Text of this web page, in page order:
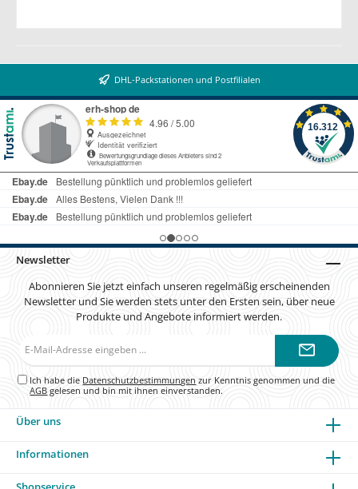
DHL-Packstationen und Postfilialen
Newsletter
Abonnieren Sie jetzt einfach unseren regelmäßig erscheinenden
Newsletter und Sie werden stets unter den Ersten sein, über neue
Produkte und Angebote informiert werden.
Ich habe die Datenschutzbestimmungen zur Kenntnis genommen und die
AGB gelesen und bin mit ihnen einverstanden.
Über uns
Informationen